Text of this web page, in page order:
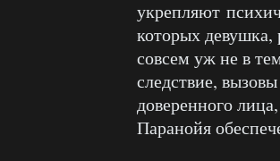
укрепляют
которых
совсем уж не в
следствие,
доверенного
Паранойя